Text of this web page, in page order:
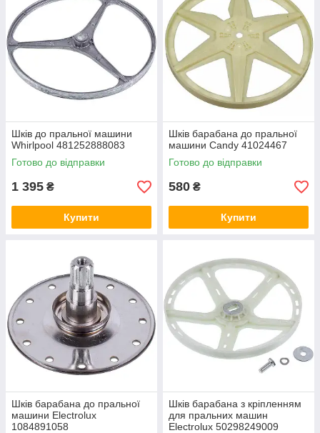
Ви можете отримати безкоштовну консультацію від
спеціалістів нашого магазину, які допоможуть купити шків для
пральної машини згідно з функціональними можливостями і
моделлю вашого обладнання, а також проконсультують вас з
питань оплати, повернення і доставки товару на території
України.
Шків до пральної машини
Whirlpool 481252888083
Готово до відправки
1 395 ₴
Купити
Шків барабана до пральної
машини Candy 41024467
Готово до відправки
580 ₴
Купити
Шків барабана до пральної
машини Electrolux
1084891058
Шків барабана з кріпленням
для пральних машин
Electrolux 50298249009